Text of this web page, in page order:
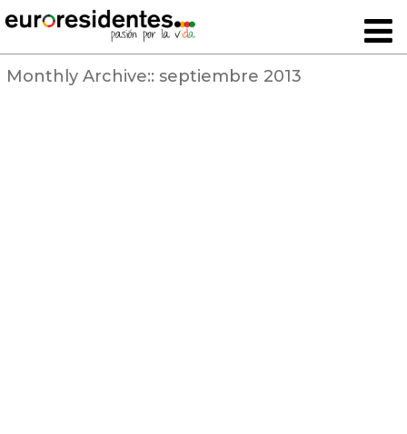
Monthly Archive:: septiembre 2013